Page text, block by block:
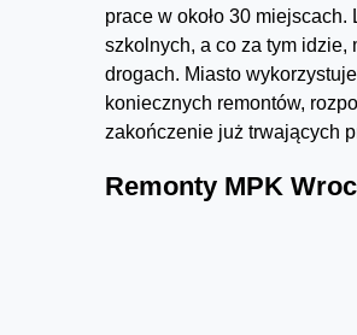
prace w około 30
szkolnych, a co za tym
drogach. Miasto
koniecznych remontów,
zakończenie już trwających
Remonty MPK